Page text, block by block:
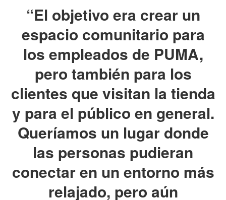
“El objetivo era crear un
espacio comunitario para
los empleados de PUMA,
pero también para los
clientes que visitan la tienda
y para el público en general.
Queríamos un lugar donde
las personas pudieran
conectar en un entorno más
relajado, pero aún